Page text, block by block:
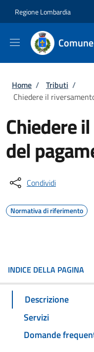
Regione Lombardia
Briciole di
Home / Tributi /
Chiedere il
Chiedere
del
Condividi
Normativa di riferimento
INDICE DELLA PAGINA
Descrizione
Servizi
Domande